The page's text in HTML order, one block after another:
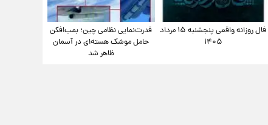
فال روزانه واقعی پنجشنبه ۱۵ مرداد
۱۴۰۵
قدرت‌نمایی نظامی چین؛ بمب‌افکن
حامل موشک هسته‌ای در آسمان
ظاهر شد